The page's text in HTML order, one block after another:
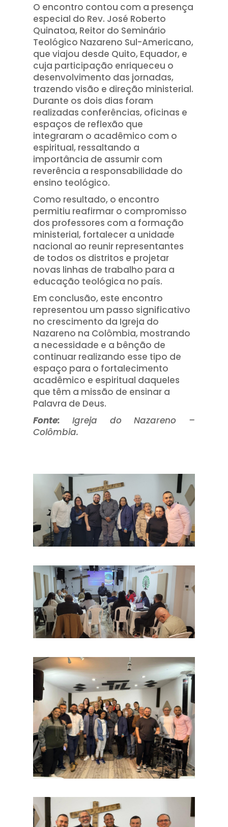
O encontro contou com a presença
especial do Rev. José Roberto
Quinatoa, Reitor do Seminário
Teológico Nazareno Sul-Americano,
que viajou desde Quito, Equador, e
cuja participação enriqueceu o
desenvolvimento das jornadas,
trazendo visão e direção ministerial.
Durante os dois dias foram
realizadas conferências, oficinas e
espaços de reflexão que
integraram o acadêmico com o
espiritual, ressaltando a
importância de assumir com
reverência a responsabilidade do
ensino teológico.
Como resultado, o encontro
permitiu reafirmar o compromisso
dos professores com a formação
ministerial, fortalecer a unidade
nacional ao reunir representantes
de todos os distritos e projetar
novas linhas de trabalho para a
educação teológica no país.
Em conclusão, este encontro
representou um passo significativo
no crescimento da Igreja do
Nazareno na Colômbia, mostrando
a necessidade e a bênção de
continuar realizando esse tipo de
espaço para o fortalecimento
acadêmico e espiritual daqueles
que têm a missão de ensinar a
Palavra de Deus.
Fonte: Igreja do Nazareno –
Colômbia.